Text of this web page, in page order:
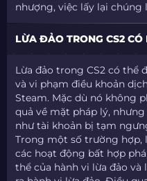
nhượng, việc lấy lại chúng
LỪA ĐẢO TRONG CS2
Lừa đảo trong CS2 có thể
và vi phạm điều khoản
Steam. Mặc dù nó không
quả về mặt pháp lý,
như tài khoản bị tạm
Trong một số trường hợp,
các hoạt động bất hợp
thể của hành vi lừa đảo và